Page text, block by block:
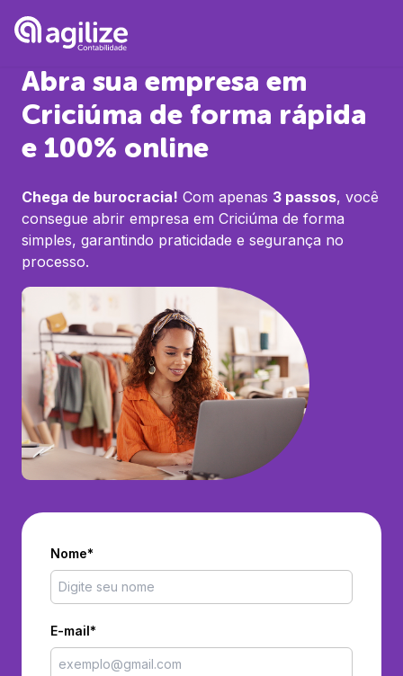
Abra sua empresa em
Criciúma de forma rápida
e 100% online
Chega de burocracia! Com apenas 3 passos, você
consegue abrir empresa em Criciúma de forma
simples, garantindo praticidade e segurança no
processo.
Nome*
E-mail*